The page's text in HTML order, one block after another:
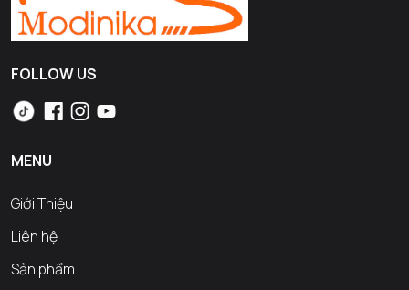
FOLLOW US
MENU
Giới Thiệu
Liên hệ
Sản phẩm